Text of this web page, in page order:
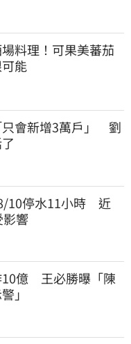
料理！可果美蕃茄
能
會新增3萬戶」　劉
10停水11小時　近
影響
億　王必勝曝「陳
」